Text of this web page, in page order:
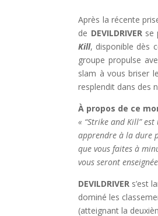
Après la récente
de DEVILDRIVERse
Kill, disponible dès
groupe propulse
slam à vous briser
resplendit dans des
À propos de ce
« “Strike and Kill”
apprendre à la dure
que vous faites à
vous seront
DEVILDRIVER s’est
dominé les
(atteignant la